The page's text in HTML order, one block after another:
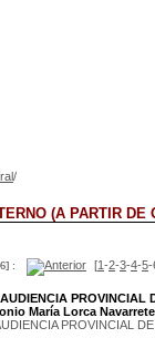
/
(A PARTIR DE
: [1-2-3-4-5-
PROVINCIAL
María Lorca Navarrete
PROVINCIAL